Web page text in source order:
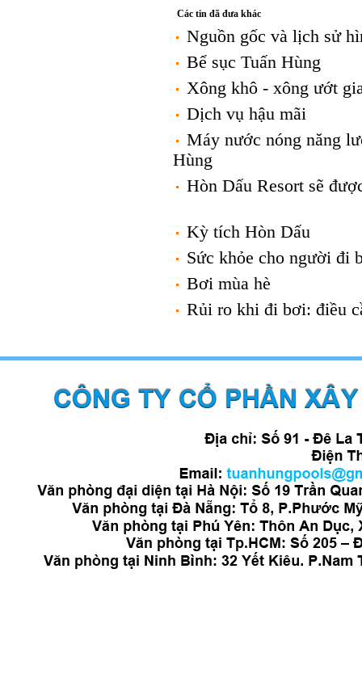
Các tin đã đưa khác
Nguồn gốc và lịch sử
Bể sục Tuấn Hùng
Xông khô - xông ướt
Dịch vụ hậu mãi
Máy nước nóng năng
Hùng
Hòn Dấu Resort sẽ
Kỳ tích Hòn Dấu
Sức khỏe cho người đi
Bơi mùa hè
Rủi ro khi đi bơi: điều